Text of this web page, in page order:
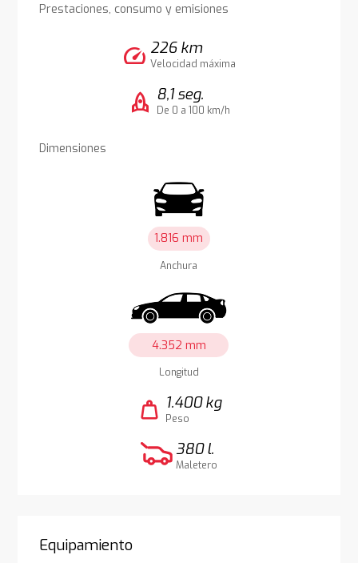
Prestaciones, consumo y emisiones
speed 226 km
Velocidad máxima
rocket 8,1 seg.
De 0 a 100 km/h
Dimensiones
1.816 mm
Anchura
4.352 mm
Longitud
weight 1.400 kg
Peso
380 l.
Maletero
Equipamiento